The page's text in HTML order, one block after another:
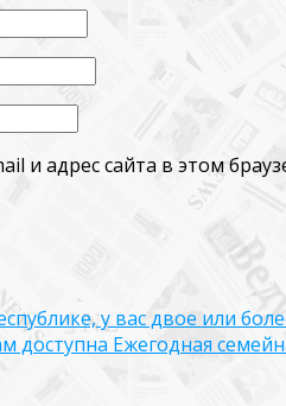
и адрес сайта в этом
у вас двое или
доступна Ежегодная